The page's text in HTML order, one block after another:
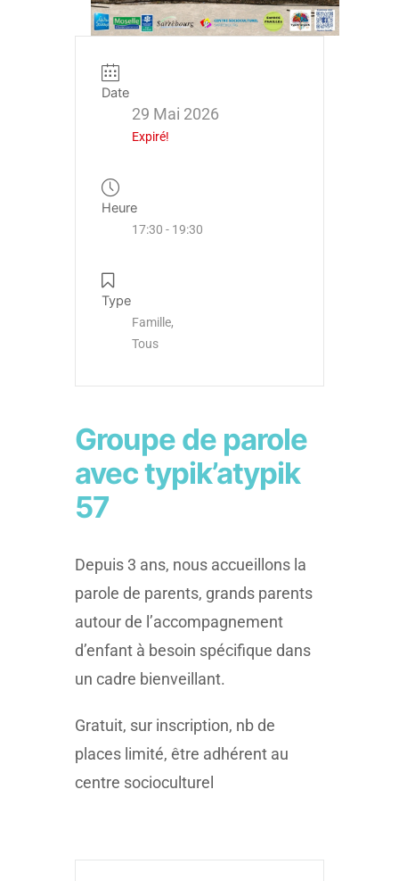
Date
29 Mai 2026
Expiré!
Heure
17:30 - 19:30
Type
Famille,
Tous
Groupe de parole
avec typik’atypik
57
Depuis 3 ans, nous accueillons la
parole de parents, grands parents
autour de l’accompagnement
d’enfant à besoin spécifique dans
un cadre bienveillant.
Gratuit, sur inscription, nb de
places limité, être adhérent au
centre socioculturel